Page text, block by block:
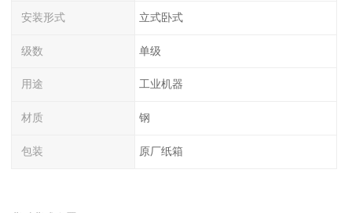
安装形式 立式卧式
级数 单级
用途 工业机器
材质 钢
包装 原厂纸箱